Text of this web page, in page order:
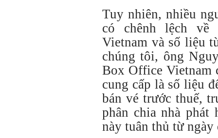
Tuy nhiên, nhiều
có chênh lệch
Vietnam và số liệu
chúng tôi, ông
Box Office Vietnam
cung cấp là số liệu
bán vé trước thuế,
phân chia nhà
này tuân thủ từ